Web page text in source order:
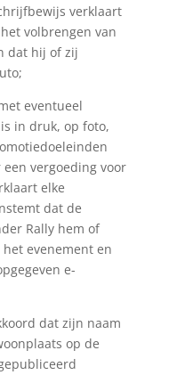
verklaart
volbrengen van
dat hij of zij
eventueel
in druk, op foto,
vergoeding voor
elke
dat de
Rally hem of
evenement en
e-
dat zijn naam
op de